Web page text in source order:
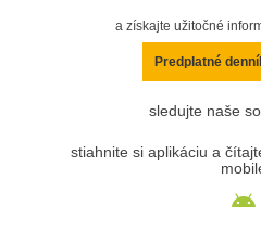
a získajte užitočné
Predplatné
sledujte naše
stiahnite si aplikáciu a